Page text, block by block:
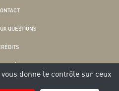
QUESTIONS
LÉGALES
CONFIDENTIALITÉ
donne le contrôle sur ceux